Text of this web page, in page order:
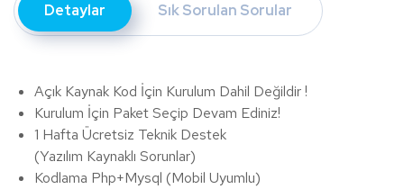
Detaylar Sık Sorulan Sorular
Açık Kaynak Kod İçin Kurulum Dahil Değildir !
Kurulum İçin Paket Seçip Devam Ediniz!
1 Hafta Ücretsiz Teknik Destek
(Yazılım Kaynaklı Sorunlar)
Kodlama Php+Mysql (Mobil Uyumlu)